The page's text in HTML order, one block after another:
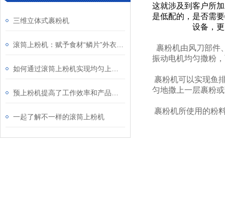
三维立体式裹粉机
一起了解不一样的滚筒上粉机
这就涉及到客户所
是低配的，是否需
设备，
裹粉机由风刀部件
振动电机均匀撒粉
裹粉机可以实现鱼
匀地撒上一层裹粉
裹粉机所使用的粉